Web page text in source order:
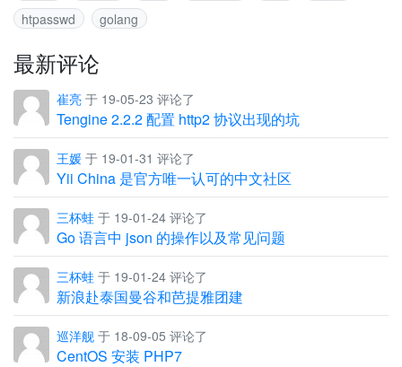
htpasswd
golang
最新评论
崔亮 于 19-05-23 评论了
Tengine 2.2.2 配置 http2 协议出现的坑
王媛 于 19-01-31 评论了
Yii China 是官方唯一认可的中文社区
三杯蛙 于 19-01-24 评论了
Go 语言中 json 的操作以及常见问题
三杯蛙 于 19-01-24 评论了
新浪赴泰国曼谷和芭提雅团建
巡洋舰 于 18-09-05 评论了
CentOS 安装 PHP7